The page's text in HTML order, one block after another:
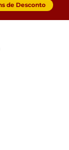
de Desconto